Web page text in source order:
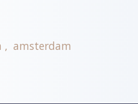
amsterdam